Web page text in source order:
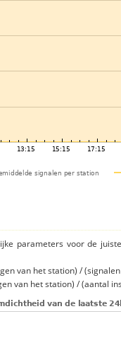
parameters voor de
van het station) /
van het station) / (aantal